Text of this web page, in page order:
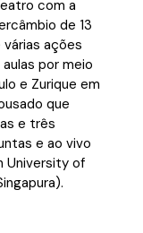
com a
de 13
ações
por meio
e Zurique em
que
e três
e ao vivo
University of